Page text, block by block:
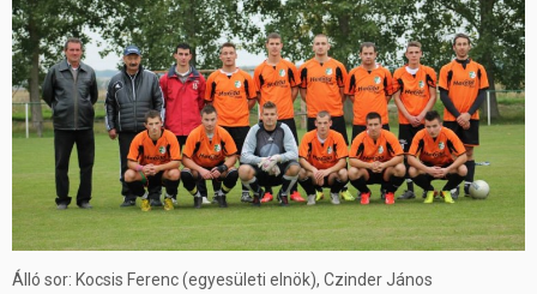
Álló sor: Kocsis Ferenc (egyesületi elnök), Czinder János